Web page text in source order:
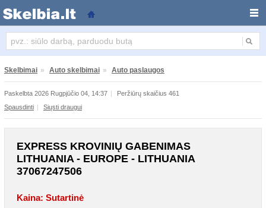
Skelbimai » Auto skelbimai » Auto paslaugos
Paskelbta 2026 Rugpjūčio 04, 14:37 |
Peržiūrų skaičius 461
Spausdinti | Siųsti draugui
EXPRESS KROVINIŲ GABENIMAS
LITHUANIA - EUROPE - LITHUANIA
37067247506
Kaina: Sutartinė